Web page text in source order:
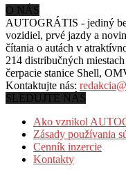
O NÁS
AUTOGRÁTIS - jediný
vozidiel, prvé jazdy a
čítania o autách v
214 distribučných
čerpacie stanice Shell,
Kontaktujte nás:
SLEDUJTE NÁS
Ako vznikol
Zásady používania
Cenník inzercie
Kontakty